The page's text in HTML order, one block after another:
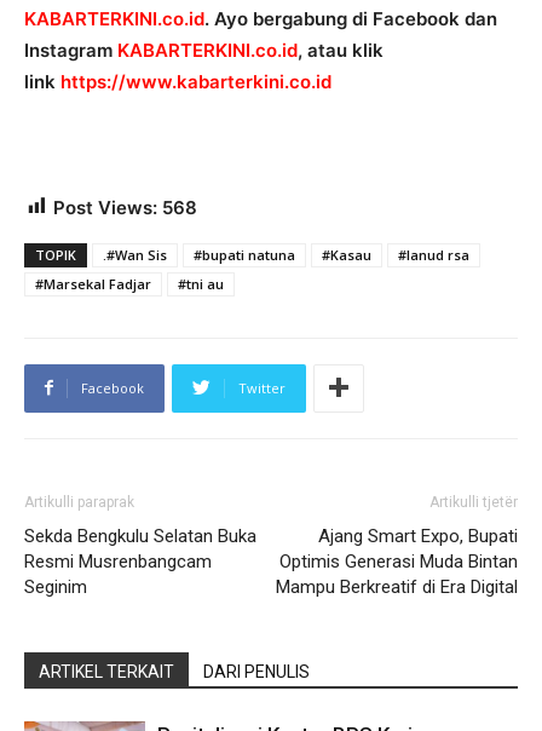
KABARTERKINI.co.id. Ayo bergabung di Facebook dan
Instagram KABARTERKINI.co.id, atau klik
link https://www.kabarterkini.co.id
Post Views: 568
TOPIK .#Wan Sis #bupati natuna #Kasau
#lanud rsa
#Marsekal Fadjar
#tni au
Facebook Twitter
Artikulli paraprak
Sekda Bengkulu Selatan Buka
Resmi Musrenbangcam
Seginim
Artikulli tjetër
Ajang Smart Expo, Bupati
Optimis Generasi Muda Bintan
Mampu Berkreatif di Era Digital
ARTIKEL TERKAIT DARI PENULIS